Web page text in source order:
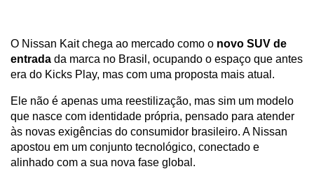
O Nissan Kait chega ao mercado como o novo SUV de
entrada da marca no Brasil, ocupando o espaço que antes
era do Kicks Play, mas com uma proposta mais atual.
Ele não é apenas uma reestilização, mas sim um modelo
que nasce com identidade própria, pensado para atender
às novas exigências do consumidor brasileiro. A Nissan
apostou em um conjunto tecnológico, conectado e
alinhado com a sua nova fase global.